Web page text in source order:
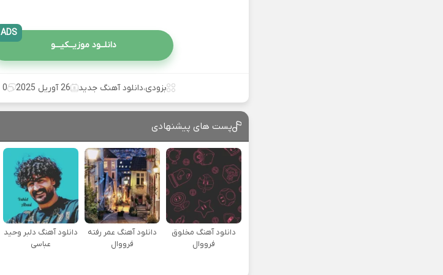
دانلــود موزیــکیـــو
ADS
بزودی،دانلود آهنگ جدید 26 آوریل 2025 0 نظر
پست های پیشنهادی
دانلود آهنگ مخلوق
فرووال
دانلود آهنگ عمر رفته
فرووال
دانلود آهنگ دلبر وحید
عباسی